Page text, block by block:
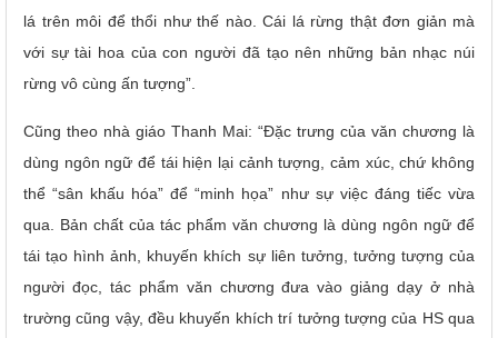
lá trên môi để thổi như thế nào. Cái lá rừng thật đơn giản mà
với sự tài hoa của con người đã tạo nên những bản nhạc núi
rừng vô cùng ấn tượng”.
Cũng theo nhà giáo Thanh Mai: “Đặc trưng của văn chương là
dùng ngôn ngữ để tái hiện lại cảnh tượng, cảm xúc, chứ không
thể “sân khấu hóa” để “minh họa” như sự việc đáng tiếc vừa
qua. Bản chất của tác phẩm văn chương là dùng ngôn ngữ để
tái tạo hình ảnh, khuyến khích sự liên tưởng, tưởng tượng của
người đọc, tác phẩm văn chương đưa vào giảng dạy ở nhà
trường cũng vậy, đều khuyến khích trí tưởng tượng của HS qua